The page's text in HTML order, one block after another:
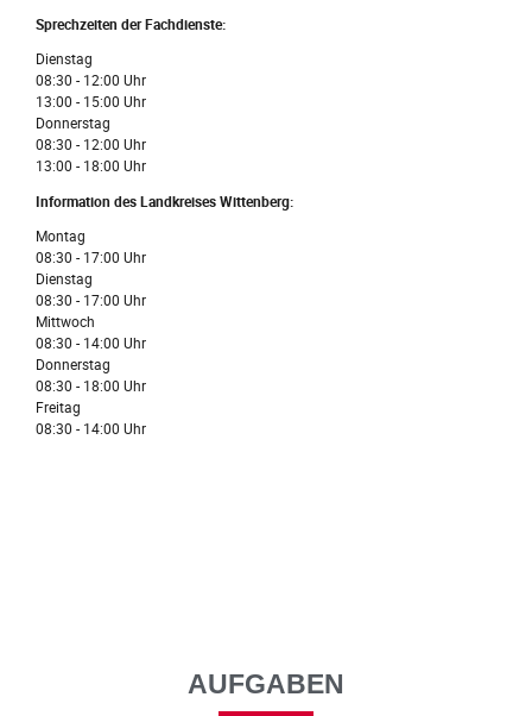
Sprechzeiten der Fachdienste:
Dienstag
08:30 - 12:00 Uhr
13:00 - 15:00 Uhr
Donnerstag
08:30 - 12:00 Uhr
13:00 - 18:00 Uhr
Information des Landkreises Wittenberg:
Montag
08:30 - 17:00 Uhr
Dienstag
08:30 - 17:00 Uhr
Mittwoch
08:30 - 14:00 Uhr
Donnerstag
08:30 - 18:00 Uhr
Freitag
08:30 - 14:00 Uhr
AUFGABEN